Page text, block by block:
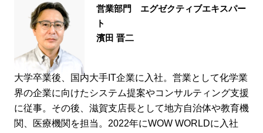
営業部門 エグゼクティブエキスパー
ト
濱田 晋二
大学卒業後、国内大手IT企業に入社。営業として化学業
界の企業に向けたシステム提案やコンサルティング支援
に従事。その後、滋賀支店長として地方自治体や教育機
関、医療機関を担当。2022年にWOW WORLDに入社